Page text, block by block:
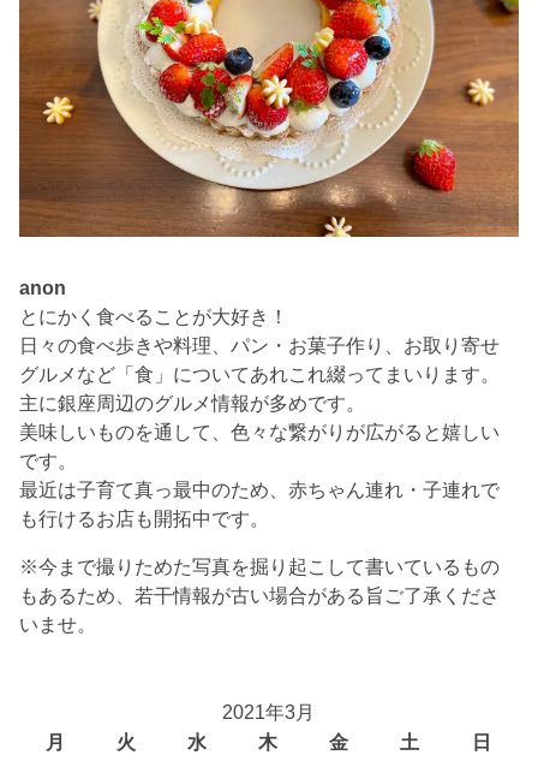
anon
とにかく食べることが大好き！
日々の食べ歩きや料理、パン・お菓子作り、お取り寄せ
グルメなど「食」についてあれこれ綴ってまいります。
主に銀座周辺のグルメ情報が多めです。
美味しいものを通して、色々な繋がりが広がると嬉しい
です。
最近は子育て真っ最中のため、赤ちゃん連れ・子連れで
も行けるお店も開拓中です。
※今まで撮りためた写真を掘り起こして書いているもの
もあるため、若干情報が古い場合がある旨ご了承くださ
いませ。
2021年3月
月
火 水 木 金 土
日